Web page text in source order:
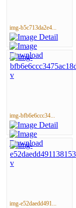
img-b5c713da2e4...
img-bfb6e6ccc34...
img-e52daedd491...